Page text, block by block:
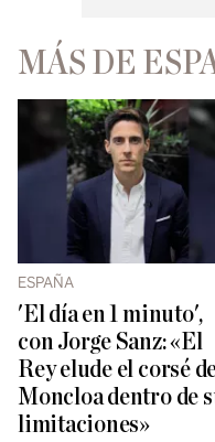
MÁS DE
ESPAÑA
'El día en 1 minuto',
con Jorge Sanz: «El
Rey elude el corsé
Moncloa dentro de
limitaciones»